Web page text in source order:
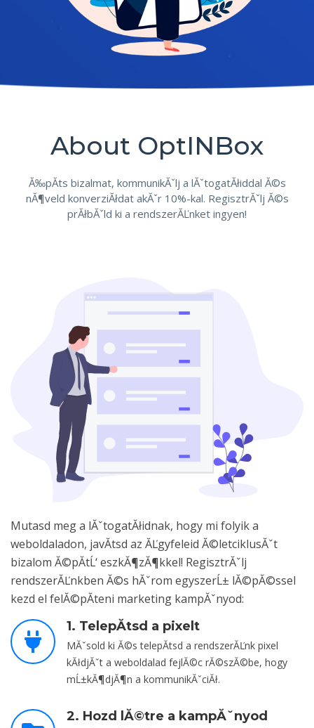
About OptINBox
Ă‰pĂ­ts bizalmat, kommunikĂˇlj a lĂˇtogatĂłiddal Ă©s
nĂ¶veld konverziĂłdat akĂˇr 10%-kal. RegisztrĂˇlj Ă©s
prĂłbĂˇld ki a rendszerĂĽnket ingyen!
Mutasd meg a lĂˇtogatĂłidnak, hogy mi folyik a
weboldaladon, javĂ­tsd az ĂĽgyfeleid Ă©letciklusĂˇt
bizalom Ă©pĂ­tĹ‘ eszkĂ¶zĂ¶kkel! RegisztrĂˇlj
rendszerĂĽnkben Ă©s hĂˇrom egyszerĹ± lĂ©pĂ©ssel
kezd el felĂ©pĂ­teni marketing kampĂˇnyod:
1. TelepĂ­tsd a pixelt
MĂˇsold ki Ă©s telepĂ­tsd a rendszerĂĽnk pixel
kĂłdjĂˇt a weboldalad fejlĂ©c rĂ©szĂ©be, hogy
mĹ±kĂ¶djĂ¶n a kommunikĂˇciĂł.
2. Hozd lĂ©tre a kampĂˇnyod